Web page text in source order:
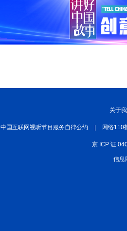
关于
中国互联网视听节目服务自律公约 网络110
京 ICP 证
信息